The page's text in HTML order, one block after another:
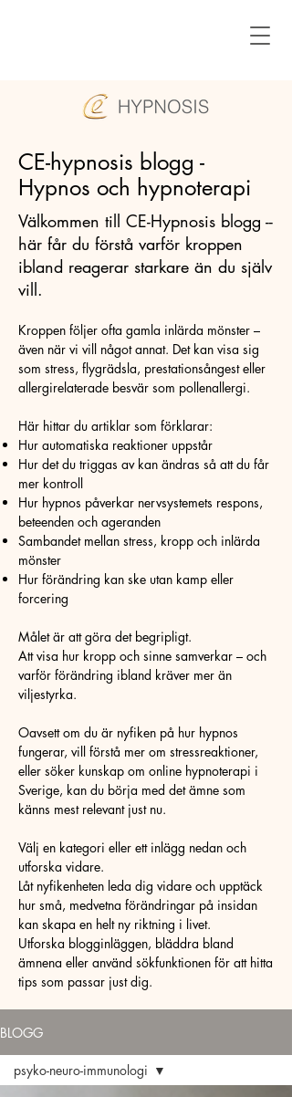
CE-hypnosis blogg -
Hypnos och hypnoterapi
Välkommen till CE-Hypnosis blogg --
här får du förstå varför kroppen
ibland reagerar starkare än du själv
vill.
Kroppen följer ofta gamla inlärda mönster –
även när vi vill något annat. Det kan visa sig
som stress, flygrädsla, prestationsångest eller
allergirelaterade besvär som pollenallergi.
Här hittar du artiklar som förklarar:
Hur automatiska reaktioner uppstår
Hur det du triggas av kan ändras så att du får
mer kontroll
Hur hypnos påverkar nervsystemets respons,
beteenden och ageranden
Sambandet mellan stress, kropp och inlärda
mönster
Hur förändring kan ske utan kamp eller
forcering
Målet är att göra det begripligt.
Att visa hur kropp och sinne samverkar – och
varför förändring ibland kräver mer än
viljestyrka.
Oavsett om du är nyfiken på hur hypnos
fungerar, vill förstå mer om stressreaktioner,
eller söker kunskap om online hypnoterapi i
Sverige, kan du börja med det ämne som
känns mest relevant just nu.
Välj en kategori eller ett inlägg nedan och
utforska vidare.
Låt nyfikenheten leda dig vidare och upptäck
hur små, medvetna förändringar på insidan
kan skapa en helt ny riktning i livet.
Utforska blogginläggen, bläddra bland
ämnena eller använd sökfunktionen för att hitta
tips som passar just dig.
BLOGG
psyko-neuro-immunologi